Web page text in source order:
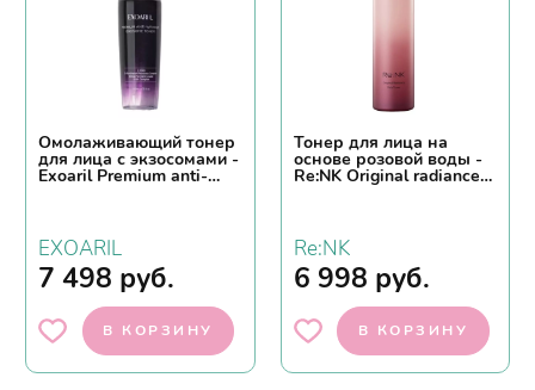
Омолаживающий тонер
для лица с экзосомами -
Exoaril Premium anti-
EXOARIL
7 498 руб.
В КОРЗИНУ
Тонер для лица на
основе розовой воды -
Re:NK Original radiance
rich toner, 150мл
Re:NK
6 998 руб.
В КОРЗИНУ